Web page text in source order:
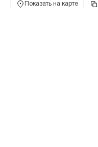
Показать на карте